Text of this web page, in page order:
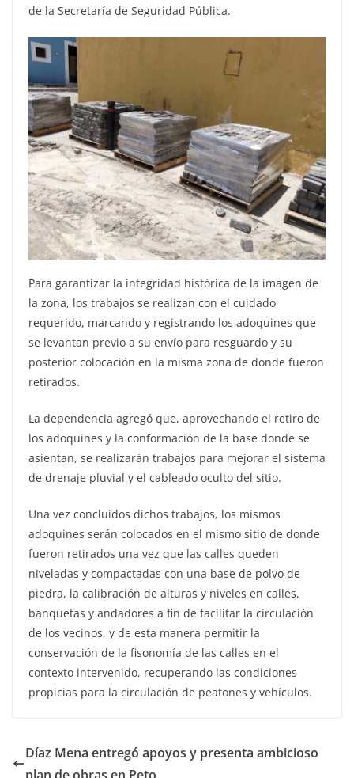
de la Secretaría de Seguridad Pública.
Para garantizar la integridad histórica de la imagen de
la zona, los trabajos se realizan con el cuidado
requerido, marcando y registrando los adoquines que
se levantan previo a su envío para resguardo y su
posterior colocación en la misma zona de donde fueron
retirados.
La dependencia agregó que, aprovechando el retiro de
los adoquines y la conformación de la base donde se
asientan, se realizarán trabajos para mejorar el sistema
de drenaje pluvial y el cableado oculto del sitio.
Una vez concluidos dichos trabajos, los mismos
adoquines serán colocados en el mismo sitio de donde
fueron retirados una vez que las calles queden
niveladas y compactadas con una base de polvo de
piedra, la calibración de alturas y niveles en calles,
banquetas y andadores a fin de facilitar la circulación
de los vecinos, y de esta manera permitir la
conservación de la fisonomía de las calles en el
contexto intervenido, recuperando las condiciones
propicias para la circulación de peatones y vehículos.
Díaz Mena entregó apoyos y presenta ambicioso